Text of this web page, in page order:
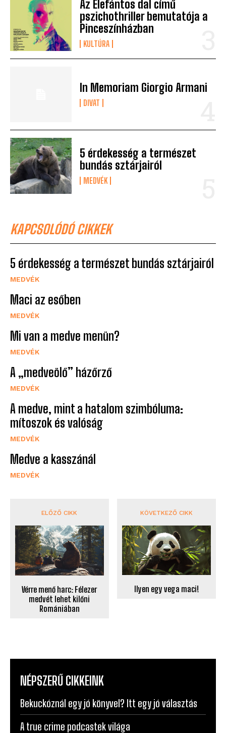
Az Elefántos dal című
pszichothriller bemutatója a
Pinceszínházban
KULTÚRA
In Memoriam Giorgio Armani
DIVAT
5 érdekesség a természet
bundás sztárjairól
MEDVÉK
KAPCSOLÓDÓ CIKKEK
5 érdekesség a természet bundás sztárjairól
MEDVÉK
Maci az esőben
MEDVÉK
Mi van a medve menün?
MEDVÉK
A „medveölő” házőrző
MEDVÉK
A medve, mint a hatalom szimbóluma:
mítoszok és valóság
MEDVÉK
Medve a kasszánál
MEDVÉK
ELŐZŐ CIKK
Vérre menő harc: Félezer
medvét lehet kilőni
Romániában
KÖVETKEZŐ CIKK
Ilyen egy vega maci!
NÉPSZERŰ CIKKEINK
Bekuckóznál egy jó könyvel? Itt egy jó választás
A true crime podcastek világa